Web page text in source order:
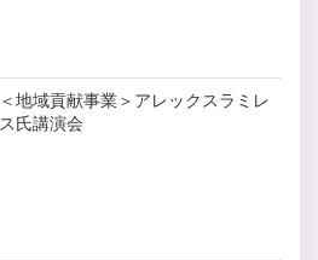
＜地域貢献事業＞アレックスラミレ
ス氏講演会